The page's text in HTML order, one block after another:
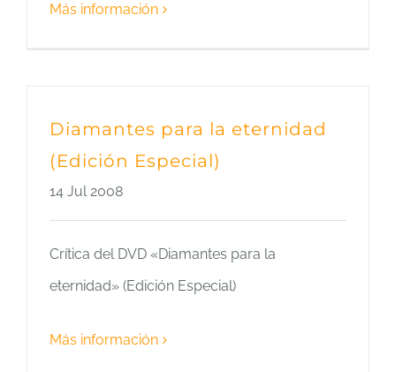
Más información
Diamantes para la eternidad
(Edición Especial)
14 Jul 2008
Crítica del DVD «Diamantes para la
eternidad» (Edición Especial)
Más información